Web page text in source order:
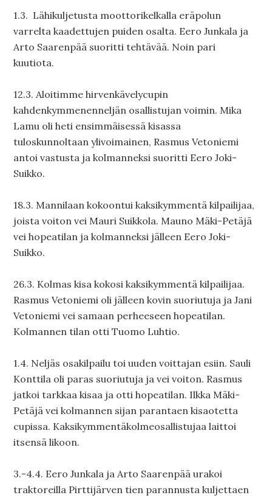
1.3. Lähikuljetusta moottorikelkalla eräpolun
varrelta kaadettujen puiden osalta. Eero Junkala ja
Arto Saarenpää suoritti tehtävää. Noin pari
kuutiota.
12.3. Aloitimme hirvenkävelycupin
kahdenkymmenenneljän osallistujan voimin. Mika
Lamu oli heti ensimmäisessä kisassa
tuloskunnoltaan ylivoimainen, Rasmus Vetoniemi
antoi vastusta ja kolmanneksi suoritti Eero Joki-
Suikko.
18.3. Mannilaan kokoontui kaksikymmentä kilpailijaa,
joista voiton vei Mauri Suikkola. Mauno Mäki-Petäjä
vei hopeatilan ja kolmanneksi jälleen Eero Joki-
Suikko.
26.3. Kolmas kisa kokosi kaksikymmentä kilpailijaa.
Rasmus Vetoniemi oli jälleen kovin suoriutuja ja Jani
Vetoniemi vei samaan perheeseen hopeatilan.
Kolmannen tilan otti Tuomo Luhtio.
1.4. Neljäs osakilpailu toi uuden voittajan esiin. Sauli
Konttila oli paras suoriutuja ja vei voiton. Rasmus
jatkoi tarkkaa kisaa ja otti hopeatilan. Ilkka Mäki-
Petäjä vei kolmannen sijan parantaen kisaotetta
cupissa. Kaksikymmentäkolmeosallistujaa laittoi
itsensä likoon.
3.-4.4. Eero Junkala ja Arto Saarenpää urakoi
traktoreilla Pirttijärven tien parannusta kuljettaen